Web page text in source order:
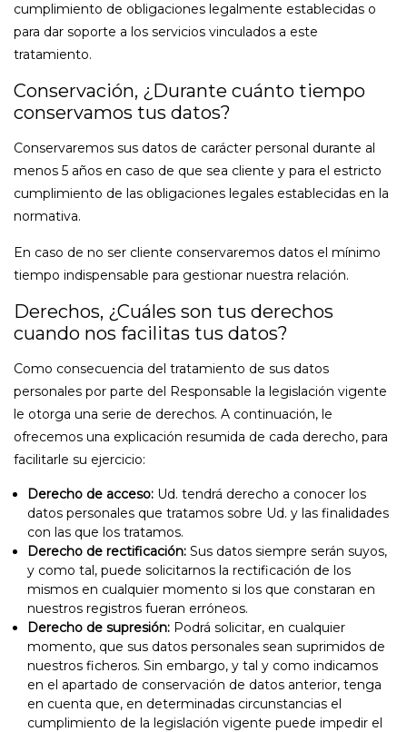
cumplimiento de obligaciones legalmente establecidas o
para dar soporte a los servicios vinculados a este
tratamiento.
Conservación, ¿Durante cuánto tiempo
conservamos tus datos?
Conservaremos sus datos de carácter personal durante al
menos 5 años en caso de que sea cliente y para el estricto
cumplimiento de las obligaciones legales establecidas en la
normativa.
En caso de no ser cliente conservaremos datos el mínimo
tiempo indispensable para gestionar nuestra relación.
Derechos, ¿Cuáles son tus derechos
cuando nos facilitas tus datos?
Como consecuencia del tratamiento de sus datos
personales por parte del Responsable la legislación vigente
le otorga una serie de derechos. A continuación, le
ofrecemos una explicación resumida de cada derecho, para
facilitarle su ejercicio:
Derecho de acceso: Ud. tendrá derecho a conocer los
datos personales que tratamos sobre Ud. y las finalidades
con las que los tratamos.
Derecho de rectificación: Sus datos siempre serán suyos,
y como tal, puede solicitarnos la rectificación de los
mismos en cualquier momento si los que constaran en
nuestros registros fueran erróneos.
Derecho de supresión: Podrá solicitar, en cualquier
momento, que sus datos personales sean suprimidos de
nuestros ficheros. Sin embargo, y tal y como indicamos
en el apartado de conservación de datos anterior, tenga
en cuenta que, en determinadas circunstancias el
cumplimiento de la legislación vigente puede impedir el